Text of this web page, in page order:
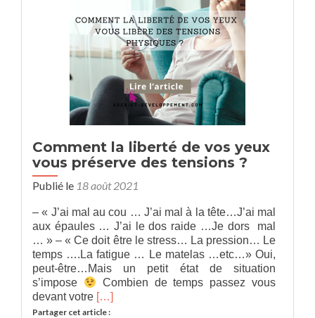
Comment la liberté de vos yeux
vous préserve des tensions ?
Publié le 18 août 2021
– « J’ai mal au cou … J’ai mal à la tête…J’ai mal
aux épaules … J’ai le dos raide …Je dors mal
… » – « Ce doit être le stress… La pression… Le
temps ….La fatigue … Le matelas …etc…» Oui,
peut-être…Mais un petit état de situation
s’impose
Combien de temps passez vous
devant votre En
savoir
[…]
Partager cet article :